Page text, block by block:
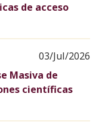
de acceso
03/Jul/2026
Masiva de
científicas